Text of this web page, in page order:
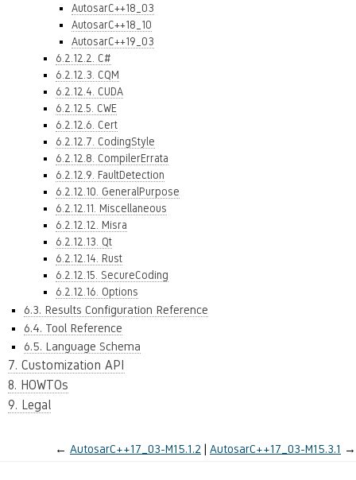
AutosarC++18_03
AutosarC++18_10
AutosarC++19_03
6.2.12.2. C#
6.2.12.3. CQM
6.2.12.4. CUDA
6.2.12.5. CWE
6.2.12.6. Cert
6.2.12.7. CodingStyle
6.2.12.8. CompilerErrata
6.2.12.9. FaultDetection
6.2.12.10. GeneralPurpose
6.2.12.11. Miscellaneous
6.2.12.12. Misra
6.2.12.13. Qt
6.2.12.14. Rust
6.2.12.15. SecureCoding
6.2.12.16. Options
6.3. Results Configuration Reference
6.4. Tool Reference
6.5. Language Schema
7. Customization API
8. HOWTOs
9. Legal
← AutosarC++17_03-M15.1.2 AutosarC++17_03-M15.3.1 →